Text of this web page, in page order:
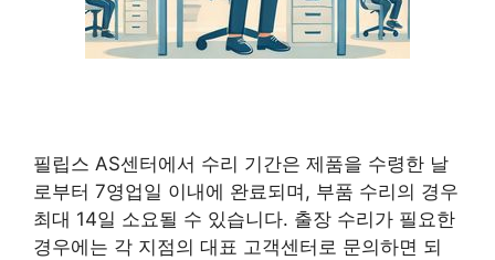
필립스 AS센터에서 수리 기간은 제품을 수령한 날
로부터 7영업일 이내에 완료되며, 부품 수리의 경우
최대 14일 소요될 수 있습니다. 출장 수리가 필요한
경우에는 각 지점의 대표 고객센터로 문의하면 되